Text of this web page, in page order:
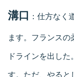
溝口 ：仕方なく
ます。フランスの
ドラインを出し
す。ただ、やると